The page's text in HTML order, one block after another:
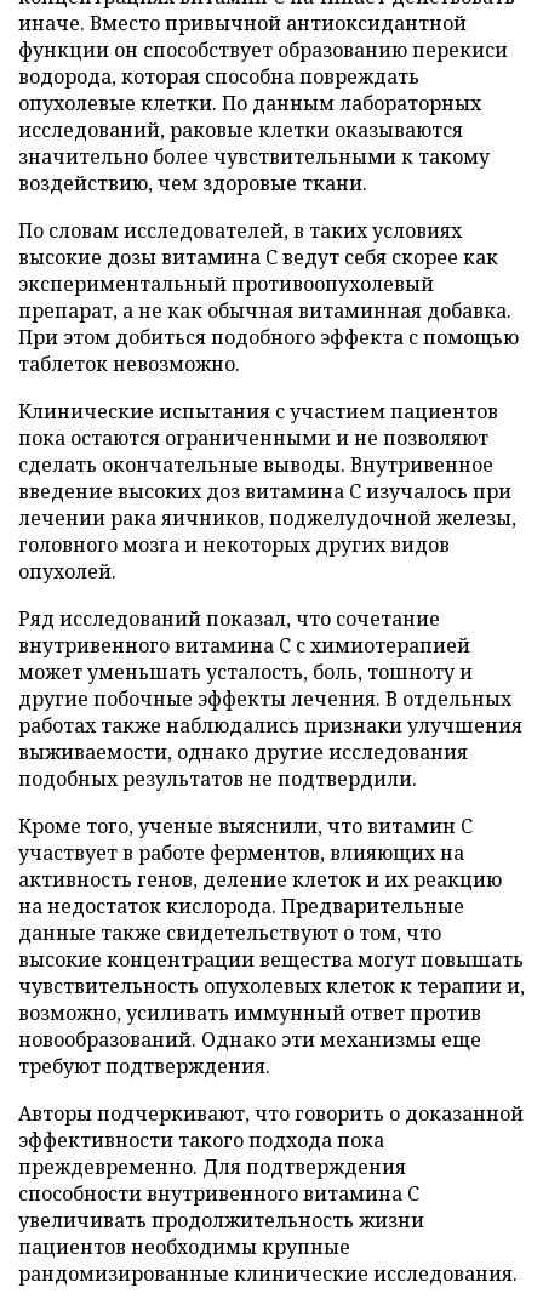
иначе. Вместо привычной антиоксидантной
функции он способствует образованию перекиси
водорода, которая способна повреждать
опухолевые клетки. По данным лабораторных
исследований, раковые клетки оказываются
значительно более чувствительными к такому
воздействию, чем здоровые ткани.
По словам исследователей, в таких условиях
высокие дозы витамина C ведут себя скорее как
экспериментальный противоопухолевый
препарат, а не как обычная витаминная добавка.
При этом добиться подобного эффекта с помощью
таблеток невозможно.
Клинические испытания с участием пациентов
пока остаются ограниченными и не позволяют
сделать окончательные выводы. Внутривенное
введение высоких доз витамина C изучалось при
лечении рака яичников, поджелудочной железы,
головного мозга и некоторых других видов
опухолей.
Ряд исследований показал, что сочетание
внутривенного витамина C с химиотерапией
может уменьшать усталость, боль, тошноту и
другие побочные эффекты лечения. В отдельных
работах также наблюдались признаки улучшения
выживаемости, однако другие исследования
подобных результатов не подтвердили.
Кроме того, ученые выяснили, что витамин C
участвует в работе ферментов, влияющих на
активность генов, деление клеток и их реакцию
на недостаток кислорода. Предварительные
данные также свидетельствуют о том, что
высокие концентрации вещества могут повышать
чувствительность опухолевых клеток к терапии и,
возможно, усиливать иммунный ответ против
новообразований. Однако эти механизмы еще
требуют подтверждения.
Авторы подчеркивают, что говорить о доказанной
эффективности такого подхода пока
преждевременно. Для подтверждения
способности внутривенного витамина C
увеличивать продолжительность жизни
пациентов необходимы крупные
рандомизированные клинические исследования.